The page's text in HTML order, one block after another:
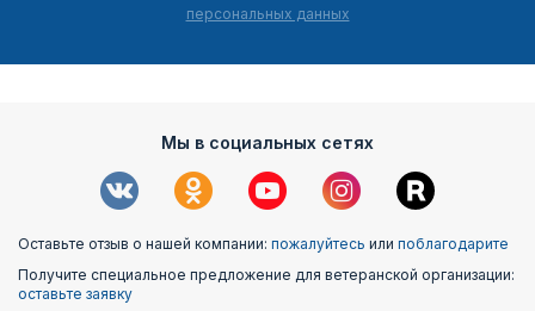
персональных данных
Мы в социальных сетях
Оставьте отзыв о нашей компании: пожалуйтесь или поблагодарите
Получите специальное предложение для ветеранской организации:
оставьте заявку